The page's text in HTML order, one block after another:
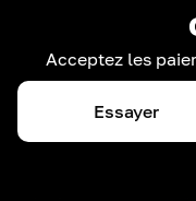
Acceptez les
Essayer